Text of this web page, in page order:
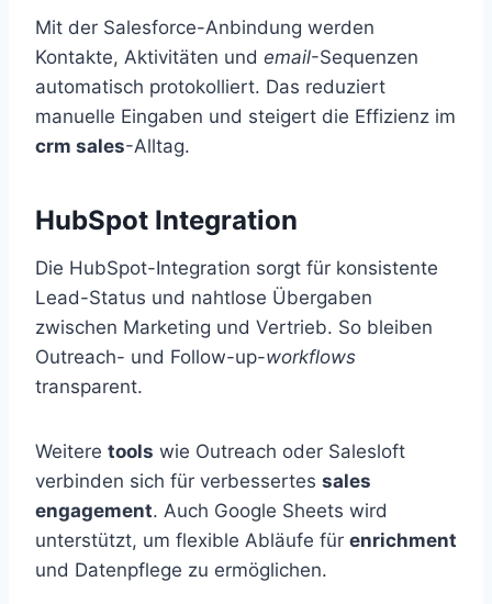
Mit der Salesforce-Anbindung werden
Kontakte, Aktivitäten und email-Sequenzen
automatisch protokolliert. Das reduziert
manuelle Eingaben und steigert die Effizienz im
crm sales-Alltag.
HubSpot Integration
Die HubSpot-Integration sorgt für konsistente
Lead-Status und nahtlose Übergaben
zwischen Marketing und Vertrieb. So bleiben
Outreach- und Follow-up-workflows
transparent.
Weitere tools wie Outreach oder Salesloft
verbinden sich für verbessertes sales
engagement. Auch Google Sheets wird
unterstützt, um flexible Abläufe für enrichment
und Datenpflege zu ermöglichen.